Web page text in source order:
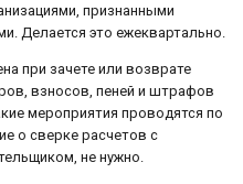
признанными
Делается это ежеквартально.
при зачете или возврате
взносов, пеней и штрафов
мероприятия проводятся по
о сверке расчетов с
не нужно.